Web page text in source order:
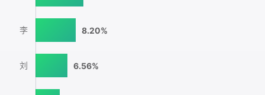
8.20%
李
6.56%
刘